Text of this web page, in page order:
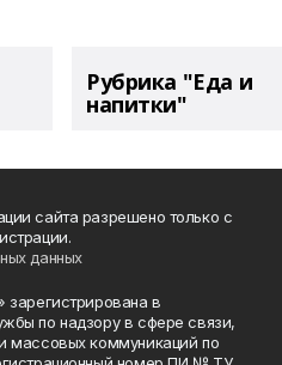
Рубрика "Еда и
напитки"
сайта разрешено только с
данных
зарегистрирована в
по надзору в сфере связи,
массовых коммуникаций по